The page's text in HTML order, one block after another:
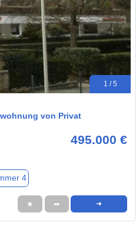
1 / 5
von Privat
495.000 €
4
★ ➦ ➜